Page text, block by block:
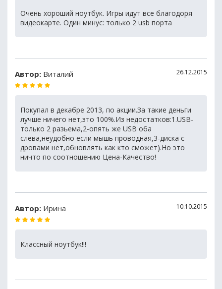
Очень хороший ноутбук. Игры идут все благодоря
видеокарте. Один минус: только 2 usb порта
Автор: Виталий 26.12.2015
Покупал в декабре 2013, по акции.За такие деньги
лучше ничего нет,это 100%.Из недостатков:1.USB-
только 2 разьема,2-опять же USB оба
слева,неудобно если мышь проводная,3-диска с
дровами нет,обновлять как кто сможет).Но это
ничто по соотношению Цена-Качество!
Автор: Ирина 10.10.2015
Классный ноутбук!!!